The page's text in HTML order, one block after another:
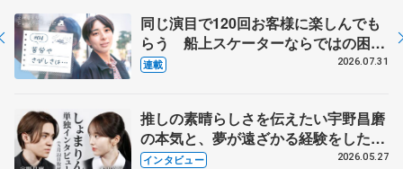
同じ演目で120回お客様に楽しんでも
らう 船上スケーターならではの困難
とは 影響あったPIW前キャプテン松
連載 2026.07.31
推しの素晴らしさを伝えたい宇野昌磨
の本気と、夢が遠ざかる経験をした本
田真凜の覚悟
インタビュー 2026.05.27